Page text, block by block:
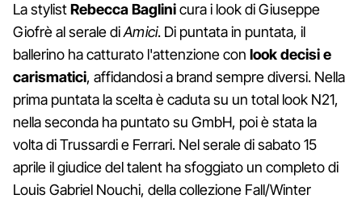
La stylistRebecca Baglinicura i look di Giuseppe
Giofrè al serale diAmici. Di puntata in puntata, il
ballerino ha catturato l'attenzione con look decisi e
carismatici, affidandosi a brand sempre diversi. Nella
prima puntata la scelta è caduta su un total look N21,
nella seconda ha puntato su GmbH, poi è stata la
volta di Trussardi e Ferrari. Nel serale di sabato 15
aprile il giudice del talent ha sfoggiato un completo di
Louis Gabriel Nouchi, della collezione Fall/Winter